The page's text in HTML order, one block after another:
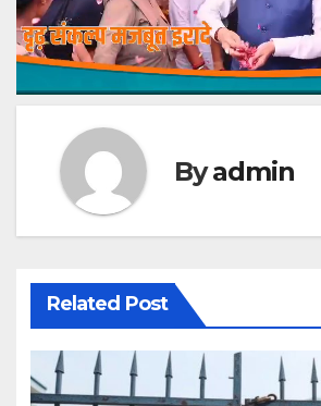
Byadmin
Related Post